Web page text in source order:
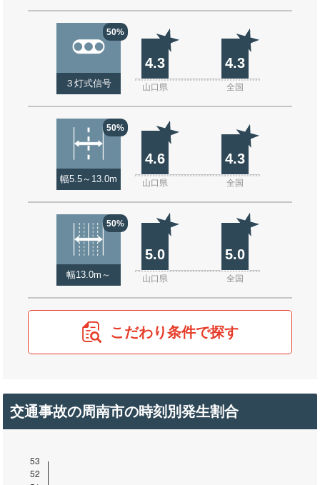
50%
３灯式信号
4.3 4.3
山口県 全国
50%
幅5.5～13.0m
4.6 4.3
山口県 全国
50%
幅13.0m～
5.0 5.0
山口県 全国
こだわり条件で探す
交通事故の周南市の時刻別発生割合